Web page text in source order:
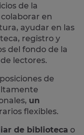
de la
en
ayudar en las
registro y
del fondo de la
lectores​.
de
un
flexibles.
de biblioteca o